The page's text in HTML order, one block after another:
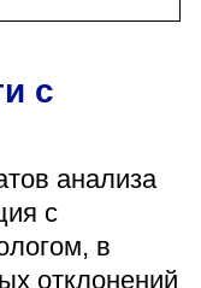
с
анализа
с
в
отклонений